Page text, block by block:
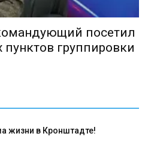
посетил
группировки
жизни в Кронштадте!